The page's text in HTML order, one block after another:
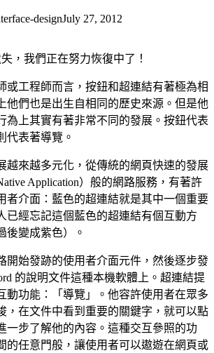
designJuly 27, 2012
，我們正在努力恢復中了！
或工程師而言，按鈕和超連結有著極為相
他們也是出生自相同的歷史來源。但是他
為上其實有著非常不同的發展。按鈕代表
代表著導覽。
越來越多元化，從傳統的網頁快速的發展
Application）般的網路服務，有著許
者介面：藍色的超連結就是其中一個重要
已經忘記這個藍色的超連結有個互動方
後變成紫色）。
開始發跡的使用者介面元件，然後逐步發
的說明文件這種本機軟體上。超連結提
動功能：「導覽」。他容許使用者在眾多
，在文件中看到重要的關鍵字，就可以點
一步了解他的內容。這種交互參照的功
的任意門般，讓使用者可以遨遊在網頁或